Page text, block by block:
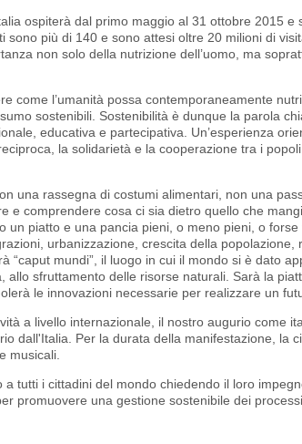
ospiterà dal primo maggio al 31 ottobre 2015
sono più di 140 e sono attesi oltre 20 milioni di
non solo della nutrizione dell’uomo, ma
come l’umanità possa contemporaneamente
sostenibili. Sostenibilità è dunque la parola
educativa e partecipativa. Un’esperienza
la solidarietà e la cooperazione tra i
una rassegna di costumi alimentari, non una
e comprendere cosa ci sia dietro quello che
piatto e una pancia pieni, o meno pieni, o
urbanizzazione, crescita della
“caput mundi”, il luogo in cui il mondo si è dato
allo sfruttamento delle risorse naturali. Sarà la
le innovazioni necessarie per realizzare un
a livello internazionale, il nostro augurio come
dall'Italia. Per la durata della manifestazione, la
musicali.
tutti i cittadini del mondo chiedendo il loro
promuovere una gestione sostenibile dei